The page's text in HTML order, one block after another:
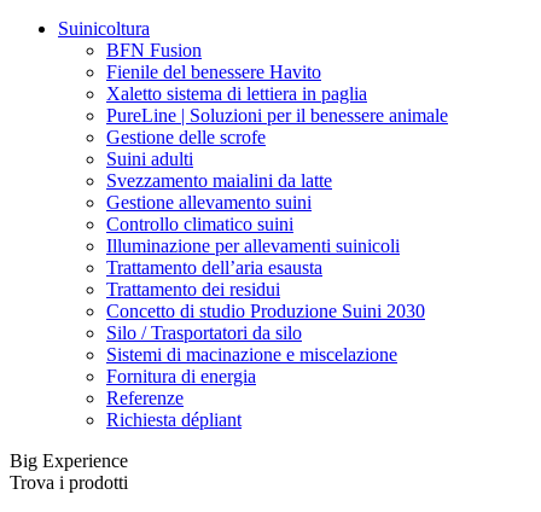
Suinicoltura
BFN Fusion
Fienile del benessere Havito
Xaletto sistema di lettiera in paglia
PureLine | Soluzioni per il benessere animale
Gestione delle scrofe
Suini adulti
Svezzamento maialini da latte
Gestione allevamento suini
Controllo climatico suini
Illuminazione per allevamenti suinicoli
Trattamento dell’aria esausta
Trattamento dei residui
Concetto di studio Produzione Suini 2030
Silo / Trasportatori da silo
Sistemi di macinazione e miscelazione
Fornitura di energia
Referenze
Richiesta dépliant
Big Experience
Trova i prodotti